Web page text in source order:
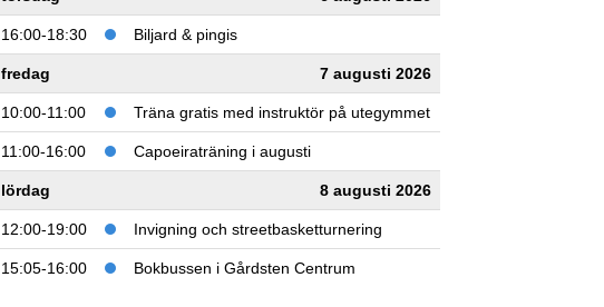
16:00-18:30 Biljard & pingis
fredag 7 augusti 2026
10:00-11:00 Träna gratis med instruktör på utegymmet
11:00-16:00 Capoeiraträning i augusti
lördag 8 augusti 2026
12:00-19:00 Invigning och streetbasketturnering
15:05-16:00 Bokbussen i Gårdsten Centrum